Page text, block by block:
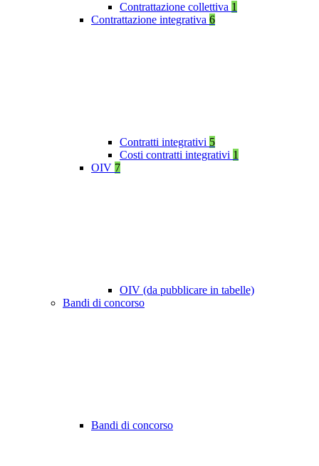
Contrattazione collettiva 1
Contrattazione integrativa 6
Contratti integrativi 5
Costi contratti integrativi 1
OIV 7
OIV (da pubblicare in tabelle)
Bandi di concorso
Bandi di concorso